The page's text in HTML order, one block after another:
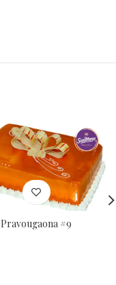
Pravougaona #9